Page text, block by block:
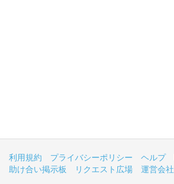
利用規約 プライバシーポリシー ヘルプ
助け合い掲示板
リクエスト広場
運営会社